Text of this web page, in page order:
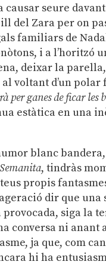
causar seure davant
del Zara per on
familiars de
i a l’horitzó
deixar la
voltant d’un
per ganes de ficar
estàtica en una
blanc
, tindràs
propis
dir que
siga la
conversa ni
ja que, com
hi ha